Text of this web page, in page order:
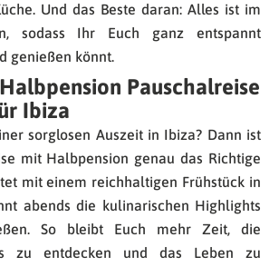
Und das Beste daran: Alles ist im
sodass Ihr Euch ganz entspannt
genießen könnt.
Pauschalreise
Ibiza
sorglosen Auszeit in Ibiza? Dann ist
mit Halbpension genau das Richtige
mit einem reichhaltigen Frühstück in
abends die kulinarischen Highlights
So bleibt Euch mehr Zeit, die
zu entdecken und das Leben zu